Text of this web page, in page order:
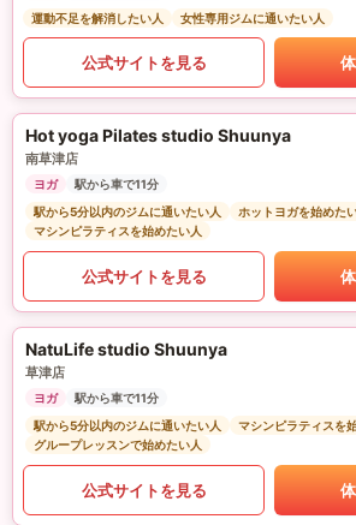
運動不足を解消したい人
女性専用ジムに通いたい人
公式サイトを見る
Hot yoga Pilates studio Shuunya
南草津店
ヨガ
駅から車で11分
駅から5分以内のジムに通いたい人
ホットヨガを始めた
マシンピラティスを始めたい人
公式サイトを見る
NatuLife studio Shuunya
草津店
ヨガ
駅から車で11分
駅から5分以内のジムに通いたい人
マシンピラティスを
グループレッスンで始めたい人
公式サイトを見る